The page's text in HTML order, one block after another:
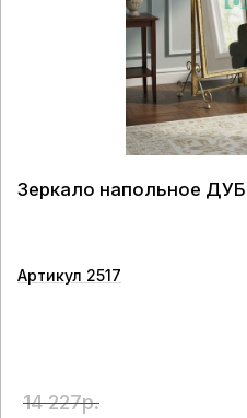
Зеркало напольное
Артикул 2517
14 227р.